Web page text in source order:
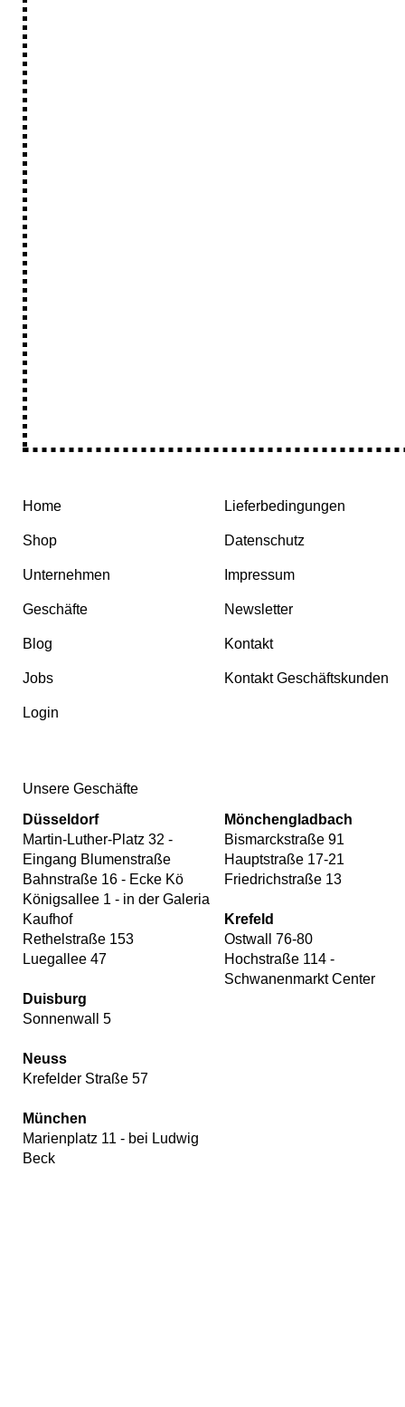
Home
Shop
Unternehmen
Geschäfte
Blog
Jobs
Login
Lieferbedingungen
Datenschutz
Impressum
Newsletter
Kontakt
Kontakt Geschäftskunden
Unsere Geschäfte
Düsseldorf
Martin-Luther-Platz 32 -
Eingang Blumenstraße
Bahnstraße 16 - Ecke Kö
Königsallee 1 - in der Galeria
Kaufhof
Rethelstraße 153
Luegallee 47
Mönchengladbach
Bismarckstraße 91
Hauptstraße 17-21
Friedrichstraße 13
Krefeld
Ostwall 76-80
Hochstraße 114 -
Schwanenmarkt Center
Duisburg
Sonnenwall 5
Neuss
Krefelder Straße 57
München
Marienplatz 11 - bei Ludwig
Beck